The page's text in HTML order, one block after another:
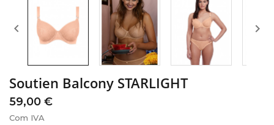
 
Soutien Balcony STARLIGHT
59,00 €
Com IVA